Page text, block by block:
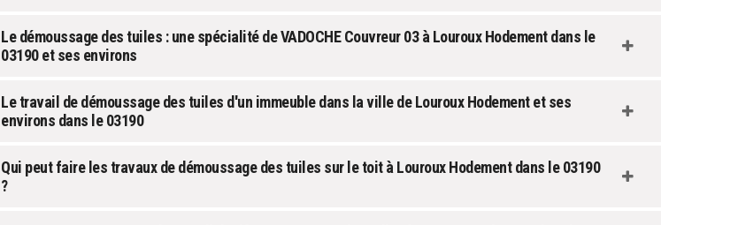
Le démoussage des tuiles : une spécialité de VADOCHE Couvreur 03 à Louroux Hodement dans le
03190 et ses environs
Le travail de démoussage des tuiles d'un immeuble dans la ville de Louroux Hodement et ses
environs dans le 03190
Qui peut faire les travaux de démoussage des tuiles sur le toit à Louroux Hodement dans le 03190
?